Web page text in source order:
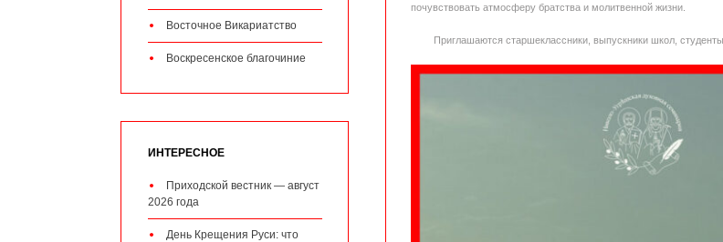
почувствовать атмосферу братства и молитвенной жизни.
Приглашаются старшеклассники, выпускники школ,
Восточное Викариатство
Воскресенское благочиние
ИНТЕРЕСНОЕ
Приходской вестник — август
2026 года
День Крещения Руси: что